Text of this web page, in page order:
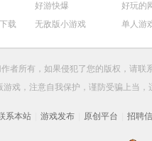
好游快爆 好玩的
载 无敌版小游戏 单人游
者所有，如果侵犯了您的版权，请联
戏，注意自我保护，谨防受骗上当
系本站 游戏发布 原创平台 招聘